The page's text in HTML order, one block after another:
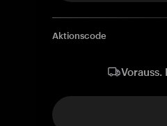
Aktionscode